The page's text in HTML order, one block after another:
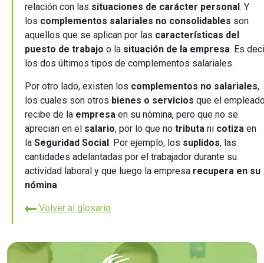
relación con las situaciones de carácter personal . Y
los complementos salariales no consolidables son
aquellos que se aplican por las características del
puesto de trabajo o la situación de la empresa. Es
los dos últimos tipos de complementos salariales.
Por otro lado, existen los complementos no salariales,
los cuales son otros bienes o servicios que el
recibe de la empresa en su nómina, pero que no se
aprecian en el salario, por lo que no tributa ni cotiza en
la Seguridad Social . Por ejemplo, los suplidos, las
cantidades adelantadas por el trabajador durante su
actividad laboral y que luego la empresa recupera en su
nómina.
Volver al glosario